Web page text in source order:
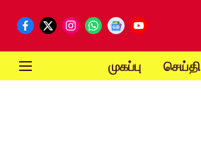
முகப்பு செய்தி